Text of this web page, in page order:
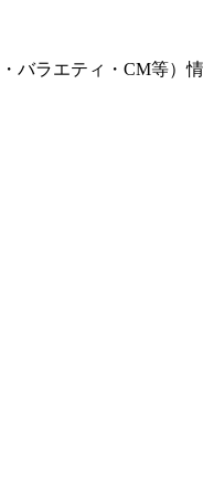
バラエティ・CM等）